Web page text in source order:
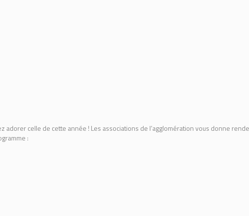
adorer celle de cette année ! Les associations de l’agglomération vous donne
: